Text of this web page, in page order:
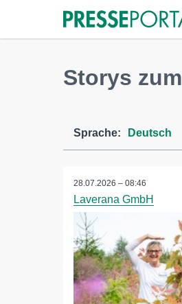
Storys
Sprache: Deutsch
28.07.2026 – 08:46
Laverana GmbH